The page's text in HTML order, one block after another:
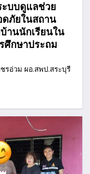
ะบบดูแลช่วย
ดภัยในสถาน
านนักเรียนใน
ศึกษาประถม
รอ่วม ผอ.สพป.สระบุรี